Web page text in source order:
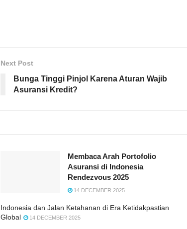
Next Post
Bunga Tinggi Pinjol Karena Aturan Wajib
Asuransi Kredit?
Membaca Arah Portofolio
Asuransi di Indonesia
Rendezvous 2025
14 DECEMBER 2025
Indonesia dan Jalan Ketahanan di Era Ketidakpastian
Global
14 DECEMBER 2025